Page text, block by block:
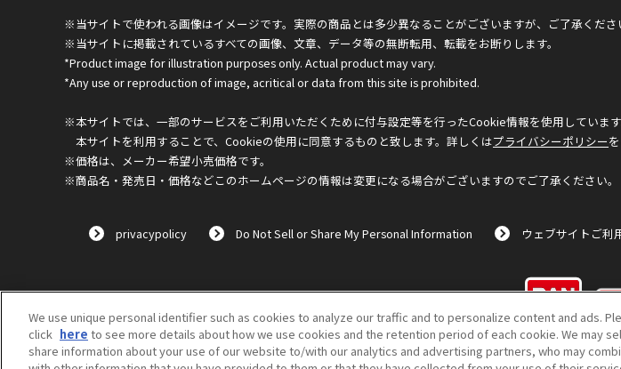
※当サイトで使われる画像はイメージです。実際の商品とは多少異なることがございますが、ご了承くださ
※当サイトに掲載されているすべての画像、文章、データ等の無断転用、転載をお断りします。
*Product image for illustration purposes only. Actual product may vary.
*Any use or reproduction of image, acritical or data from this site is prohibited.
※本サイトでは、一部のサービスをご利用いただくために付与設定等を行ったCookie情報を使用しています
本サイトを利用することで、Cookieの使用に同意するものと致します。詳しくはプライバシーポリシー
※価格は、メーカー希望小売価格です。
※商品名・発売日・価格などこのホームページの情報は変更になる場合がございますのでご了承ください。
privacypolicy Do Not Sell or Share My Personal Information ウェブサイトご利
We use unique personal identifier such as cookies to analyze our traffic and to personalize content and ads.
click here to see more details about how we use cookies and the retention period of each cookie. We may
share information about your use of our website to/with our analytics and advertising partners, who may